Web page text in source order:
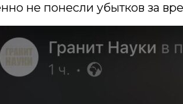
не понесли убытков за